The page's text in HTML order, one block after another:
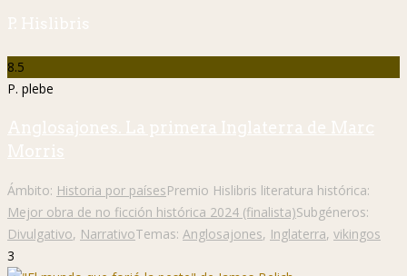
P. Hislibris
8.5
P. plebe
Anglosajones. La primera Inglaterra de Marc
Morris
Ámbito: Historia por paísesPremio Hislibris literatura histórica:
Mejor obra de no ficción histórica 2024 (finalista)Subgéneros:
Divulgativo, NarrativoTemas: Anglosajones, Inglaterra, vikingos
3